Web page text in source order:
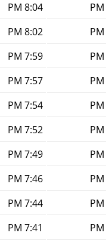
8:04 PM
8:02 PM
7:59 PM
7:57 PM
7:54 PM
7:52 PM
7:49 PM
7:46 PM
7:44 PM
7:41 PM